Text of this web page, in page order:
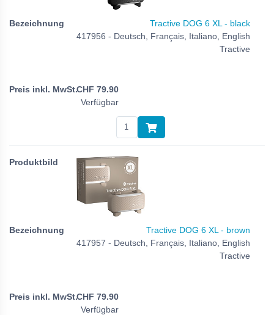
Tractive DOG 6 XL - black
417956 - Deutsch, Français, Italiano, English
Tractive
CHF 79.90
Verfügbar
Tractive DOG 6 XL - brown
417957 - Deutsch, Français, Italiano, English
Tractive
CHF 79.90
Verfügbar